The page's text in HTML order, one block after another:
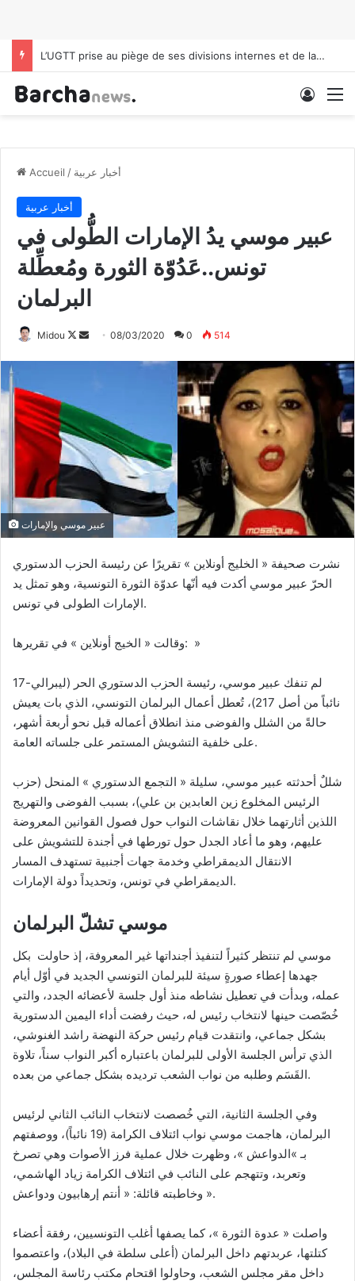
Soudan: l’ONU dénonce plus de 1000 morts après l’attaque du camp de Zamzam
Accueil / أخبار عربية
أخبار عربية
عبير موسي يدُ الإمارات الطُّولى في
تونس..عَدُوّة الثورة ومُعطِّلة
البرلمان
Midou
F
o
w
o
n
y
e
r
u
c
o
r
r
i
08/03/2020 0 514
عبير موسي والإمارات
نشرت صحيفة « الخليج أونلاين » تقريرًا عن رئيسة الحزب الدستوري
الحرّ عبير موسي أكدت فيه أنّها عدوّة الثورة التونسية، وهو تمثل يد
الإمارات الطولى في تونس.
وقالت « الخيج أونلاين » في تقريرها: »
لم تنفك عبير موسي، رئيسة الحزب الدستوري الحر (ليبرالي-17
نائباً من أصل 217)، تُعطل أعمال البرلمان التونسي، الذي بات يعيش
حالةً من الشلل والفوضى منذ انطلاق أعماله قبل نحو أربعة أشهر،
على خلفية التشويش المستمر على جلساته العامة.
شللٌ أحدثته عبير موسي، سليلة « التجمع الدستوري » المنحل (حزب
الرئيس المخلوع زين العابدين بن علي)، بسبب الفوضى والتهريج
اللذين أثارتهما خلال نقاشات النواب حول فصول القوانين المعروضة
عليهم، وهو ما أعاد الجدل حول تورطها في أجندة للتشويش على
الانتقال الديمقراطي وخدمة جهات أجنبية تستهدف المسار
الديمقراطي في تونس، وتحديداً دولة الإمارات.
موسي تشلّ البرلمان
موسي لم تنتظر كثيراً لتنفيذ أجنداتها غير المعروفة، إذ حاولت بكل
جهدها إعطاء صورةٍ سيئة للبرلمان التونسي الجديد في أوّل أيام
عمله، وبدأت في تعطيل نشاطه منذ أول جلسة لأعضائه الجدد، والتي
خُصّصت حينها لانتخاب رئيس له، حيث رفضت أداء اليمين الدستورية
بشكل جماعي، وانتقدت قيام رئيس حركة النهضة راشد الغنوشي،
الذي ترأس الجلسة الأولى للبرلمان باعتباره أكبر النواب سناً، تلاوة
القَسَم وطلبه من نواب الشعب ترديده بشكل جماعي من بعده.
وفي الجلسة الثانية، التي خُصصت لانتخاب النائب الثاني لرئيس
البرلمان، هاجمت موسي نواب ائتلاف الكرامة (19 نائباً)، ووصفتهم
بـ »الدواعش »، وظهرت خلال عملية فرز الأصوات وهي تصرخ
وتعربد، وتتهجم على النائب في ائتلاف الكرامة زياد الهاشمي،
وخاطبته قائلة: « أنتم إرهابيون ودواعش ».
واصلت « عدوة الثورة »، كما يصفها أغلب التونسيين، رفقة أعضاء
كتلتها، عربدتهم داخل البرلمان (أعلى سلطة في البلاد)، واعتصموا
داخل مقر مجلس الشعب، وحاولوا اقتحام مكتب رئاسة المجلس،